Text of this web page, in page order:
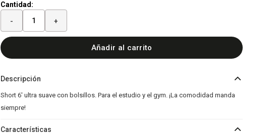
Cantidad:
- +
Añadir al carrito
Descripción
Short 6' ultra suave con bolsillos. Para el estudio y el gym. ¡La comodidad manda
siempre!
Características